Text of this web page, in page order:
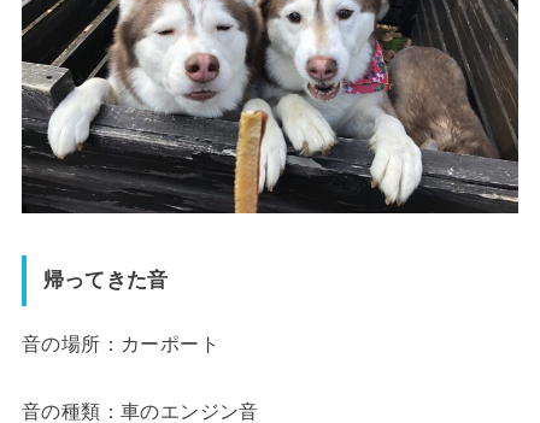
帰ってきた音
音の場所：カーポート
音の種類：車のエンジン音